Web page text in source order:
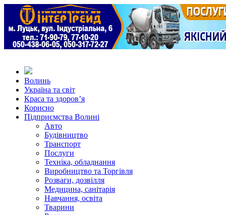
Волинь
Україна та світ
Краса та здоров’я
Корисно
Підприємства Волині
Авто
Будівництво
Транспорт
Послуги
Техніка, обладнання
Виробництво та Торгівля
Розваги, дозвілля
Медицина, санітарія
Навчання, освіта
Тварини